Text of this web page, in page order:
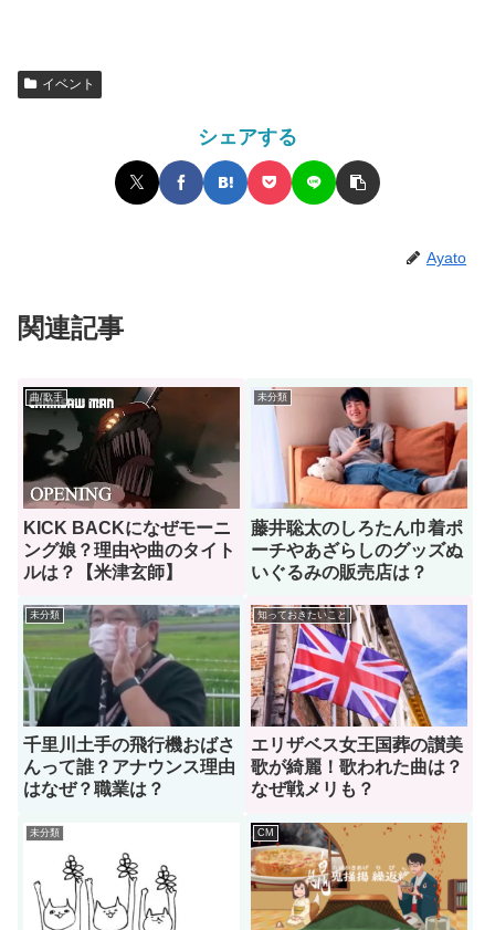
イベント
シェアする
Ayato
関連記事
曲/歌手
KICK BACKになぜモーニ
ング娘？理由や曲のタイト
ルは？【米津玄師】
未分類
藤井聡太のしろたん巾着ポ
ーチやあざらしのグッズぬ
いぐるみの販売店は？
未分類
千里川土手の飛行機おばさ
んって誰？アナウンス理由
はなぜ？職業は？
知っておきたいこと
エリザベス女王国葬の讃美
歌が綺麗！歌われた曲は？
なぜ戦メリも？
未分類 CM